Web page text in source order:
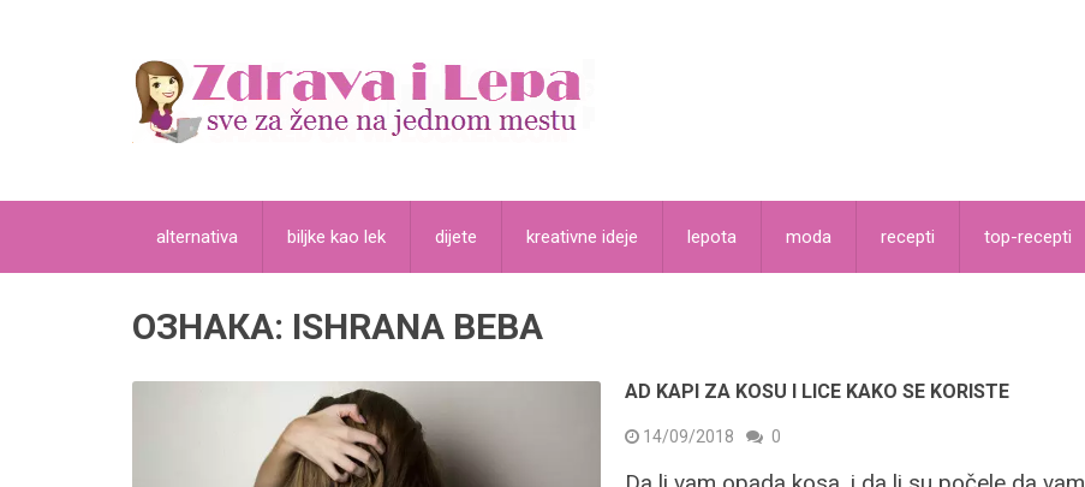
alternativa biljke kao lek dijete kreativne ideje lepota moda recepti top-recepti
ОЗНАКА: ISHRANA BEBA
AD KAPI ZA KOSU I LICE KAKO SE KORISTE
14/09/2018 0